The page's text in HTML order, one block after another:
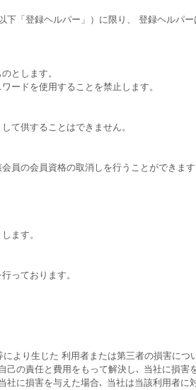
「登録ヘルパー」）に限り、 登録ヘル
とします。
ードを使用することを禁止します。
て供することはできません。
員の会員資格の取消しを行うことができます
ます。
っております。
より生じた 利用者または第三者の損害に
の責任と費用をもって解決し､ 当社に損害
に損害を与えた場合､ 当社は当該利用者に